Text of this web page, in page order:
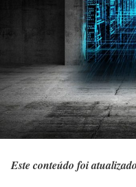
Este conteúdo foi